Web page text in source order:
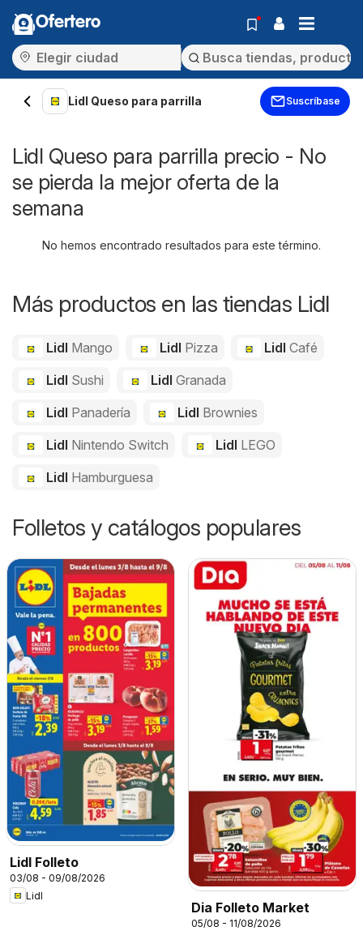
Ofertero
Lidl Queso para parrilla Suscríbase
Lidl Queso para parrilla precio - No
se pierda la mejor oferta de la
semana
No hemos encontrado resultados para este término.
Más productos en las tiendas Lidl
Lidl Mango Lidl Pizza LidlCafé
Lidl Sushi Lidl Granada
Lidl Panadería Lidl Brownies
Lidl Nintendo Switch Lidl LEGO
Lidl Hamburguesa
Folletos y catálogos populares
Lidl Folleto
03/08 - 09/08/2026
Lidl
Dia Folleto Market
05/08 - 11/08/2026